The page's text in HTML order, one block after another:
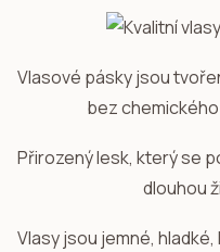
Vlasové pásky jsou
bez
Přirozený lesk, který se
dlouhou
Vlasy jsou jemné,